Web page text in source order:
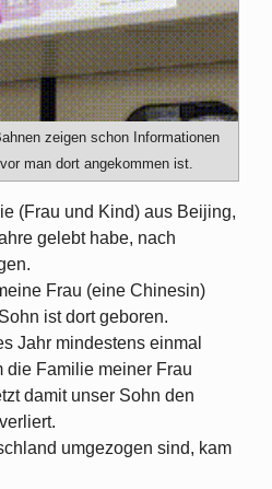
zeigen schon Informationen
man dort angekommen ist.
(Frau und Kind) aus Beijing,
gelebt habe, nach
Frau (eine Chinesin)
ist dort geboren.
Jahr mindestens einmal
die Familie meiner Frau
damit unser Sohn den
umgezogen sind, kam